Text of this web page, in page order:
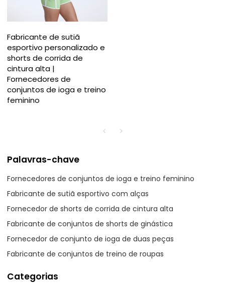
Fabricante de sutiã
esportivo personalizado e
shorts de corrida de
cintura alta |
Fornecedores de
conjuntos de ioga e treino
feminino
Palavras-chave
Fornecedores de conjuntos de ioga e treino feminino
Fabricante de sutiã esportivo com alças
Fornecedor de shorts de corrida de cintura alta
Fabricante de conjuntos de shorts de ginástica
Fornecedor de conjunto de ioga de duas peças
Fabricante de conjuntos de treino de roupas
Categorias